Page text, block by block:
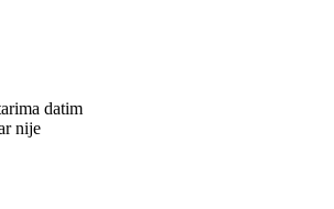
datim
nije